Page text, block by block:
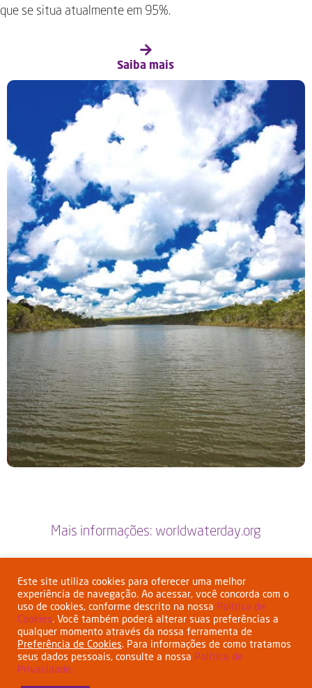
que se situa atualmente em 95%.
Saiba mais
Mais informações: worldwaterday.org
Este site utiliza cookies para oferecer uma melhor
experiência de navegação. Ao acessar, você concorda com o
uso de cookies, conforme descrito na nossa Política de
Cookies. Você também poderá alterar suas preferências a
qualquer momento através da nossa ferramenta de
Preferência de Cookies. Para informações de como tratamos
seus dados pessoais, consulte a nossa Política de
Privacidade.